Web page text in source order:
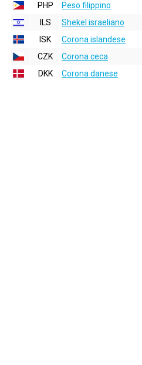
PHP
Peso filippino
ILS
Shekel israeliano
ISK
Corona islandese
CZK
Corona ceca
DKK
Corona danese